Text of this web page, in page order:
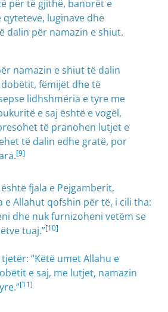
për të gjithë, banorët e
luginave dhe
dalin për namazin e shiut.
namazin e shiut të dalin
fëmijët dhe të
lidhshmëria e tyre me
e saj është e vogël,
të pranohen lutjet e
të dalin edhe gratë, por
[9]
fjala e Pejgamberit,
e Allahut qofshin për të, i cili tha:
dhe nuk furnizoheni vetëm se
tuaj.”[10]
“Këtë umet Allahu e
e saj, me lutjet, namazin
[11]